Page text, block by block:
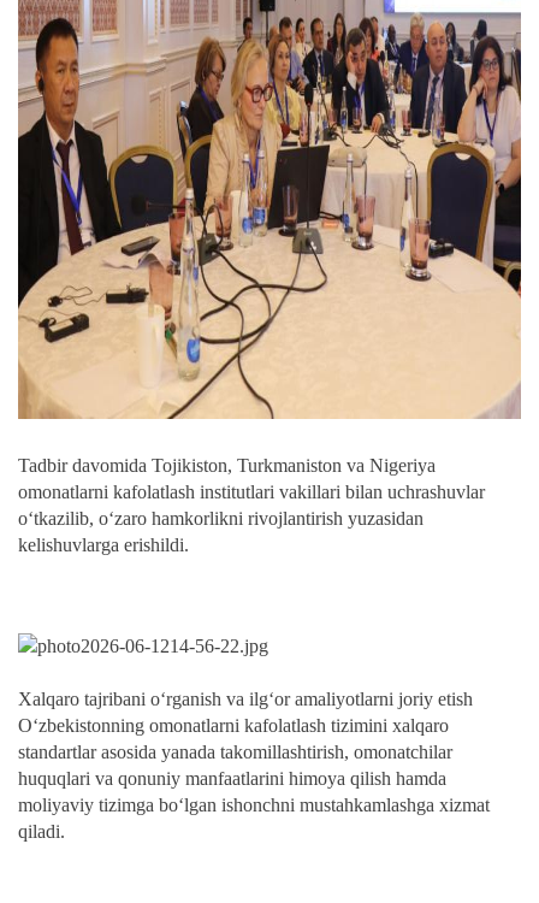
Tadbir davomida Tojikiston, Turkmaniston va Nigeriya
omonatlarni kafolatlash institutlari vakillari bilan uchrashuvlar
o‘tkazilib, o‘zaro hamkorlikni rivojlantirish yuzasidan
kelishuvlarga erishildi.
Xalqaro tajribani o‘rganish va ilg‘or amaliyotlarni joriy etish
O‘zbekistonning omonatlarni kafolatlash tizimini xalqaro
standartlar asosida yanada takomillashtirish, omonatchilar
huquqlari va qonuniy manfaatlarini himoya qilish hamda
moliyaviy tizimga bo‘lgan ishonchni mustahkamlashga xizmat
qiladi.